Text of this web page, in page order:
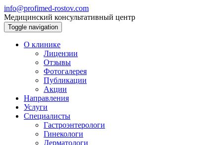
info@profimed-rostov.com
Медицинский консультативный центр
Toggle navigation
О клинике
Лицензии
Отзывы
Фотогалерея
Публикации
Акции
Направления
Услуги
Специалисты
Гастроэнтерологи
Гинекологи
Дерматологи